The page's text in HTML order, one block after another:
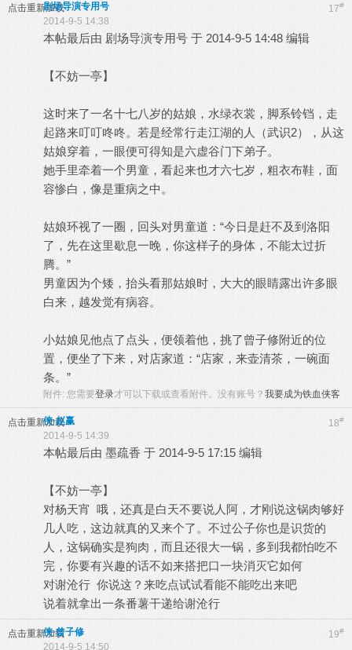
点击重新加载 17#
剧场导演专用号
2014-9-5 14:38
本帖最后由 剧场导演专用号 于 2014-9-5 14:48 编辑
【不妨一亭】
这时来了一名十七八岁的姑娘，水绿衣裳，脚系铃铛，走
起路来叮叮咚咚。若是经常行走江湖的人（武识2），从这
姑娘穿着，一眼便可得知是六虚谷门下弟子。
她手里牵着一个男童，看起来也才六七岁，粗衣布鞋，面
容惨白，像是重病之中。
姑娘环视了一圈，回头对男童道：“今日是赶不及到洛阳
了，先在这里歇息一晚，你这样子的身体，不能太过折
腾。”
男童因为个矮，抬头看那姑娘时，大大的眼睛露出许多眼
白来，越发觉有病容。
小姑娘见他点了点头，便领着他，挑了曾子修附近的位
置，便坐了下来，对店家道：“店家，来壶清茶，一碗面
条。”
附件: 您需要登录才可以下载或查看附件。没有账号？ 我要成为铁血侠客
点击重新加载 18#
侠·赵赢
2014-9-5 14:39
本帖最后由 墨疏香 于 2014-9-5 17:15 编辑
【不妨一亭】
对杨天宵 哦，还真是白天不要说人阿，才刚说这锅肉够好
几人吃，这边就真的又来个了。不过公子你也是识货的
人，这锅确实是狗肉，而且还很大一锅，多到我都怕吃不
完，你要有兴趣的话不如来搭把口一块消灭它如何
对谢沧行 你说这？来吃点试试看能不能吃出来吧
说着就拿出一条番薯干递给谢沧行
点击重新加载 19#
侠·曾子修
2014-9-5 14:50